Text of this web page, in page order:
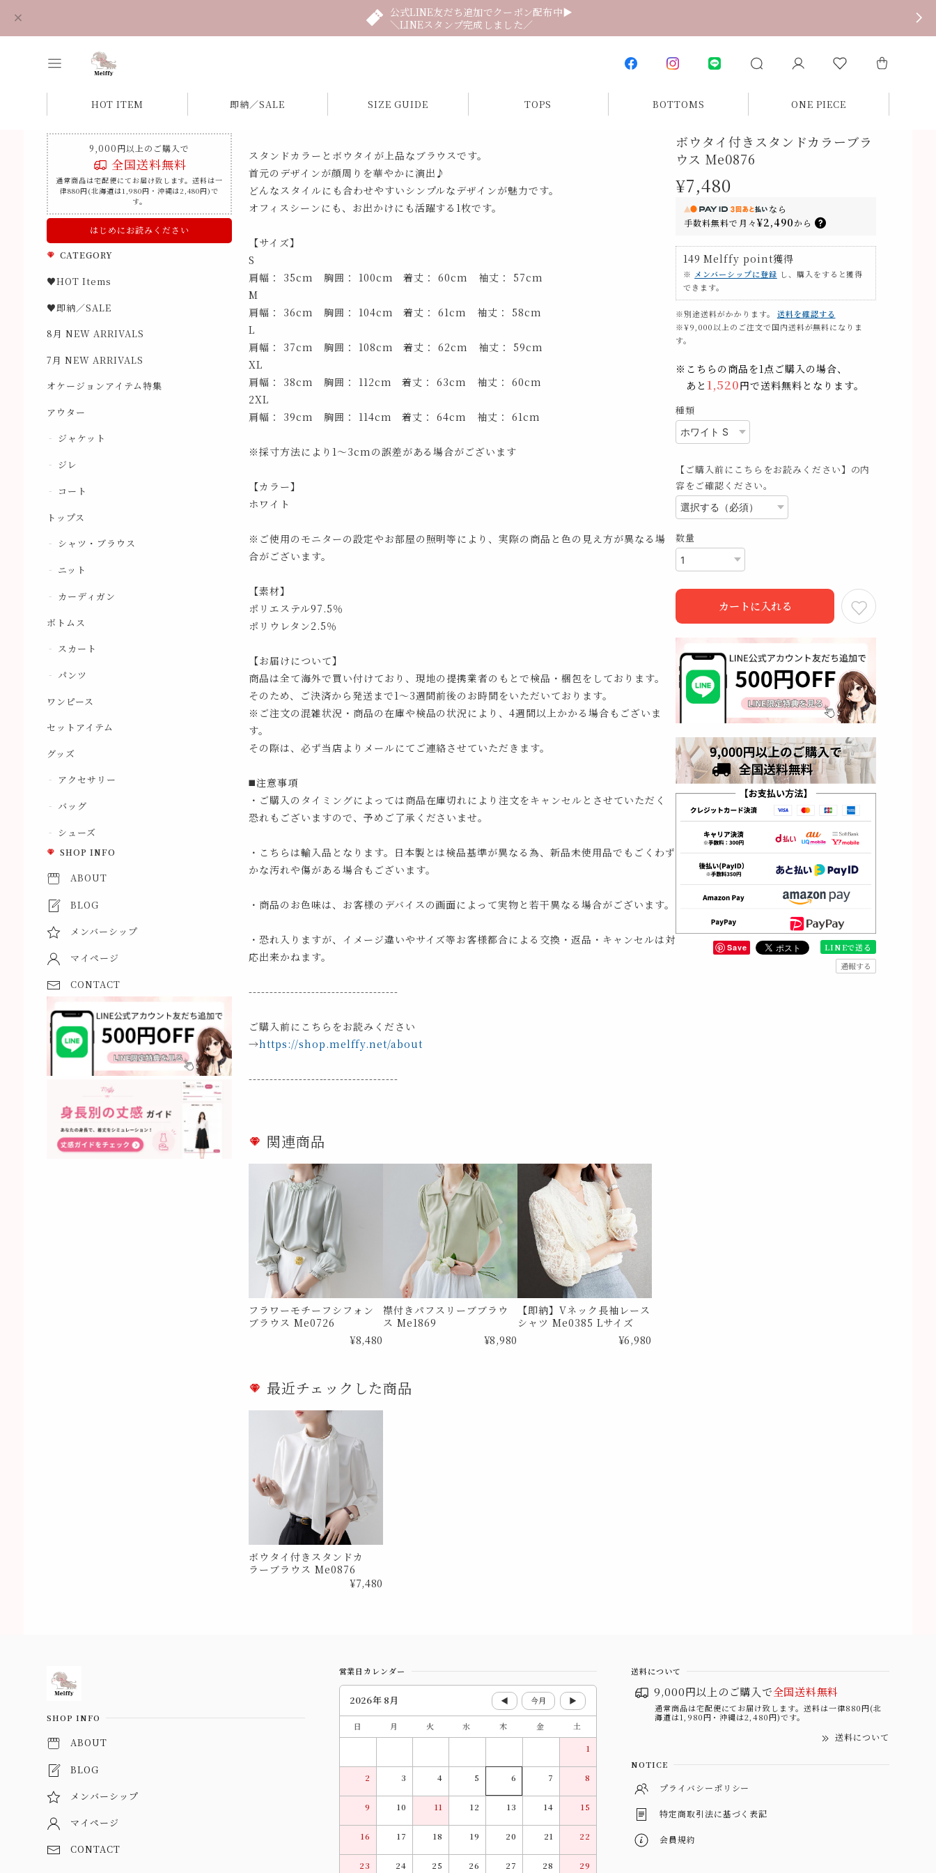
公式LINE友だち追加でクーポン配布中▶
＼LINEスタンプ完成しました／
HOT ITEM 即納／SALE SIZE GUIDE TOPS BOTTOMS ONE PIECE
9,000円以上のご購入で
全国送料無料
通常商品は宅配便にてお届け致します。送料は一
律880円(北海道は1,980円・沖縄は2,480円)で
す。
はじめにお読みください
CATEGORY
♥HOT Items
♥即納／SALE
8月 NEW ARRIVALS
7月 NEW ARRIVALS
オケージョンアイテム特集
アウター
ジャケット
ジレ
コート
トップス
シャツ・ブラウス
ニット
カーディガン
ボトムス
スカート
パンツ
ワンピース
セットアイテム
グッズ
アクセサリー
バッグ
シューズ
SHOP INFO
ABOUT
BLOG
メンバーシップ
マイページ
CONTACT
スタンドカラーとボウタイが上品なブラウスです。
首元のデザインが顔周りを華やかに演出♪
どんなスタイルにも合わせやすいシンプルなデザインが魅力です。
オフィスシーンにも、お出かけにも活躍する1枚です。
【サイズ】
S
肩幅： 35cm 胸囲： 100cm 着丈： 60cm 袖丈： 57cm
M
肩幅： 36cm 胸囲： 104cm 着丈： 61cm 袖丈： 58cm
L
肩幅： 37cm 胸囲： 108cm 着丈： 62cm 袖丈： 59cm
XL
肩幅： 38cm 胸囲： 112cm 着丈： 63cm 袖丈： 60cm
2XL
肩幅： 39cm 胸囲： 114cm 着丈： 64cm 袖丈： 61cm
※採寸方法により1～3cmの誤差がある場合がございます
【カラー】
ホワイト
※ご使用のモニターの設定やお部屋の照明等により、実際の商品と色の見え方が異なる場
合がございます。
【素材】
ポリエステル97.5％
ポリウレタン2.5％
【お届けについて】
商品は全て海外で買い付けており、現地の提携業者のもとで検品・梱包をしております。
そのため、ご決済から発送まで1～3週間前後のお時間をいただいております。
※ご注文の混雑状況・商品の在庫や検品の状況により、4週間以上かかる場合もございま
す。
その際は、必ず当店よりメールにてご連絡させていただきます。
◼️注意事項
・ご購入のタイミングによっては商品在庫切れにより注文をキャンセルとさせていただく
恐れもございますので、予めご了承くださいませ。
・こちらは輸入品となります。日本製とは検品基準が異なる為、新品未使用品でもごくわず
かな汚れや傷がある場合もございます。
・商品のお色味は、お客様のデバイスの画面によって実物と若干異なる場合がございます。
・恐れ入りますが、イメージ違いやサイズ等お客様都合による交換・返品・キャンセルは対
応出来かねます。
------------------------------------
ご購入前にこちらをお読みください
→https://shop.melffy.net/about
------------------------------------
ボウタイ付きスタンドカラーブラ
ウス Me0876
¥7,480
なら
手数料無料で 月々¥2,490から
149 Melffy point獲得
※ メンバーシップに登録 し、購入をすると獲得
できます。
※別途送料がかかります。
送料を確認する
※¥9,000以上のご注文で国内送料が無料になりま
す。
※こちらの商品を1点ご購入の場合、
あと 1,520円で送料無料となります。
種類
【ご購入前にこちらをお読みください】の内
容をご確認ください。
数量
カートに入れる
Save
LINEで送る
通報する
関連商品
フラワーモチーフシフォン
ブラウス Me0726
¥8,480
襟付きパフスリーブブラウ
ス Me1869
¥8,980
【即納】Vネック長袖レース
シャツ Me0385 Lサイズ
¥6,980
最近チェックした商品
ボウタイ付きスタンドカ
ラーブラウス Me0876
¥7,480
Information
SHOP INFO
ABOUT
BLOG
メンバーシップ
マイページ
CONTACT
営業日カレンダー
2026年 8月 ◀ 今月 ▶
日 月 火 水 木 金
土
1
2 3 4 5 6 7 8
9 10 11 12 13 14 15
16 17 18 19 20 21 22
23 24 25 26 27 28 29
送料について
9,000円以上のご購入で全国送料無料
通常商品は宅配便にてお届け致します。送料は一律880円(北
海道は1,980円・沖縄は2,480円)です。
送料について
NOTICE
プライバシーポリシー
特定商取引法に基づく表記
会員規約